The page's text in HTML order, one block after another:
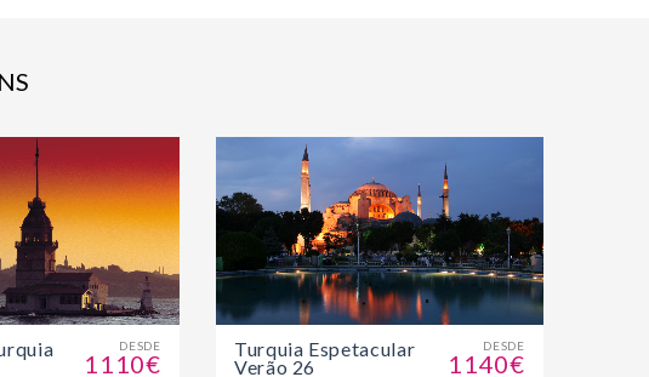
DESDE
1110€
DESDE
1140€
Turquia Espetacular
Verão 26